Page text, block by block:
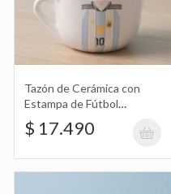
$
$
Tazón de Cerámica con
Estampa de Fútbol
Argentina Afa con
Golosinas Día del Padre
$ 17.490